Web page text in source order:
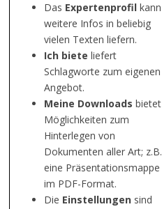
Das Expertenprofilkann
weitere Infos in beliebig
vielen Texten liefern.
Ich biete liefert
Schlagworte zum eigenen
Angebot.
Meine Downloads bietet
Möglichkeiten zum
Hinterlegen von
Dokumenten aller Art; z.B.
eine Präsentationsmappe
im PDF-Format.
Die Einstellungensind